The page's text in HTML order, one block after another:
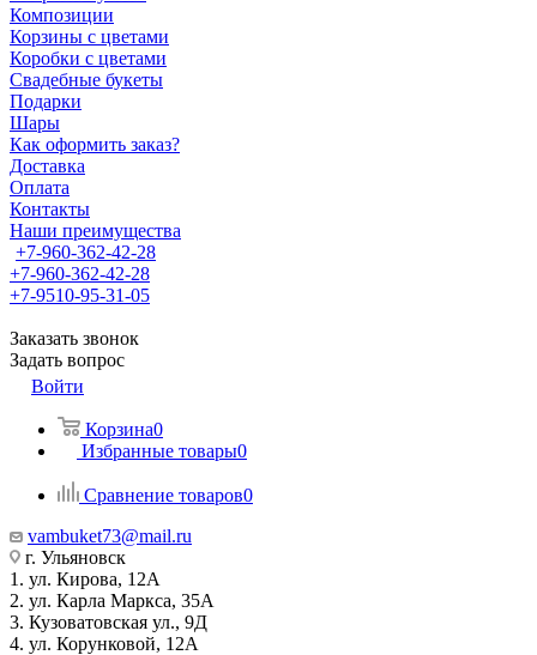
Композиции
Корзины с цветами
Коробки с цветами
Свадебные букеты
Подарки
Шары
Как оформить заказ?
Доставка
Оплата
Контакты
Наши преимущества
+7-960-362-42-28
+7-960-362-42-28
+7-9510-95-31-05
Заказать звонок
Задать вопрос
Войти
Корзина0
Избранные товары0
Сравнение товаров0
vambuket73@mail.ru
г. Ульяновск
1. ул. Кирова, 12А
2. ул. Карла Маркса, 35А
3. Кузоватовская ул., 9Д
4. ул. Корунковой, 12А